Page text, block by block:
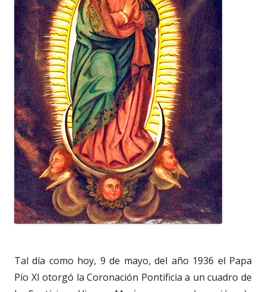
Tal día como hoy, 9 de mayo, del año 1936 el Papa
Pío XI otorgó la Coronación Pontificia a un cuadro de